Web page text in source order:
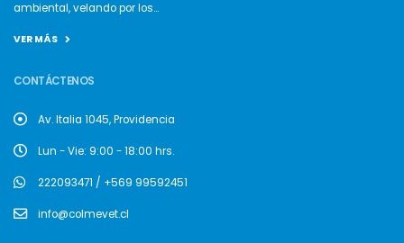
ambiental, velando por los...
VER MÁS
CONTÁCTENOS
Av. Italia 1045, Providencia
Lun - Vie: 9:00 - 18:00 hrs.
222093471 / +569 99592451
info@colmevet.cl